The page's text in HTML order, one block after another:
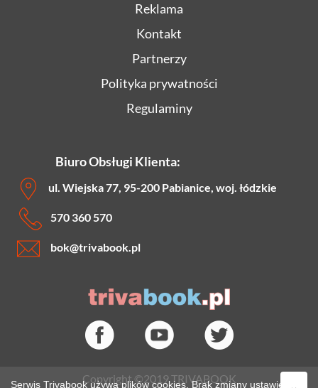
Reklama
Kontakt
Partnerzy
Polityka prywatności
Regulaminy
Biuro Obsługi Klienta:
ul. Wiejska 77, 95-200 Pabianice, woj. łódzkie
570 360 570
bok@trivabook.pl
Copyright ©2019 TRIVABOOK
Serwis Trivabook używa plików cookies. Brak zmiany ustawień